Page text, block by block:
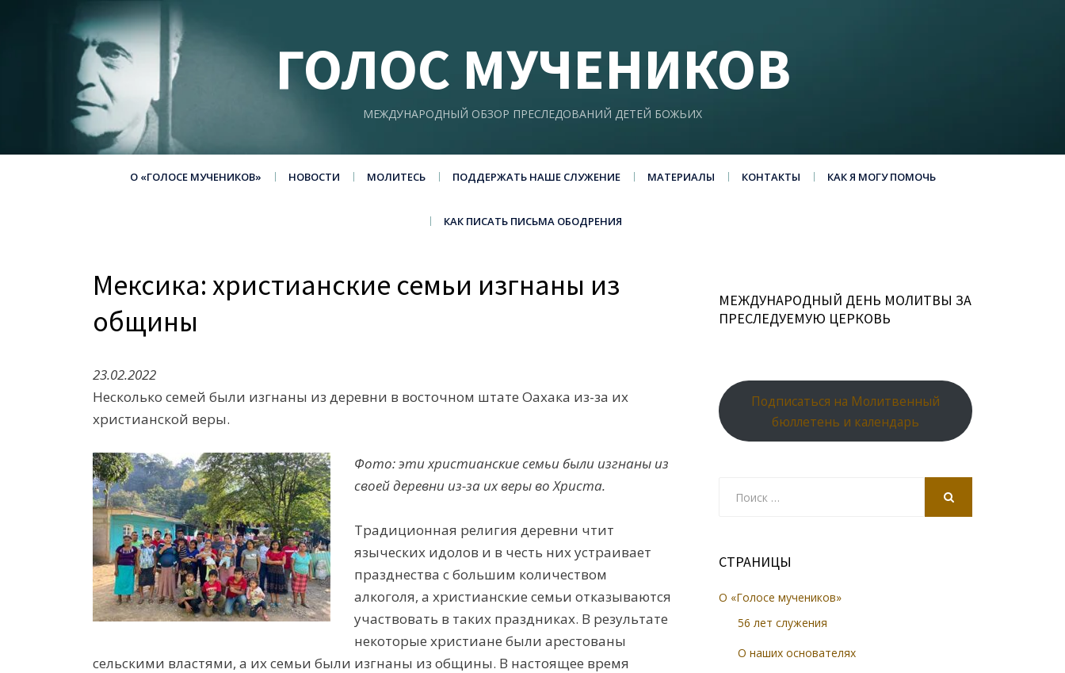
ГОЛОС МУЧЕНИКОВ
МЕЖДУНАРОДНЫЙ ОБЗОР ПРЕСЛЕДОВАНИЙ ДЕТЕЙ БОЖЬИХ
О «ГОЛОСЕ МУЧЕНИКОВ» НОВОСТИ МОЛИТЕСЬ ПОДДЕРЖАТЬ НАШЕ СЛУЖЕНИЕ МАТЕРИАЛЫ КОНТАКТЫ КАК Я МОГУ ПОМОЧЬ
КАК ПИСАТЬ ПИСЬМА ОБОДРЕНИЯ
Мексика: христианские семьи изгнаны из
общины
23.02.2022
Несколько семей были изгнаны из деревни в восточном штате Оахака из-за их
христианской веры.
Фото: эти христианские семьи были изгнаны из
своей деревни из-за их веры во Христа.
Традиционная религия деревни чтит
языческих идолов и в честь них устраивает
празднества с большим количеством
алкоголя, а христианские семьи отказываются
участвовать в таких праздниках. В результате
некоторые христиане были арестованы
сельскими властями, а их семьи были изгнаны из общины. В настоящее время
МЕЖДУНАРОДНЫЙ ДЕНЬ МОЛИТВЫ ЗА
ПРЕСЛЕДУЕМУЮ ЦЕРКОВЬ
Подписаться на Молитвенный
бюллетень и календарь
СТРАНИЦЫ
О «Голосе мучеников»
56 лет служения
О наших основателях